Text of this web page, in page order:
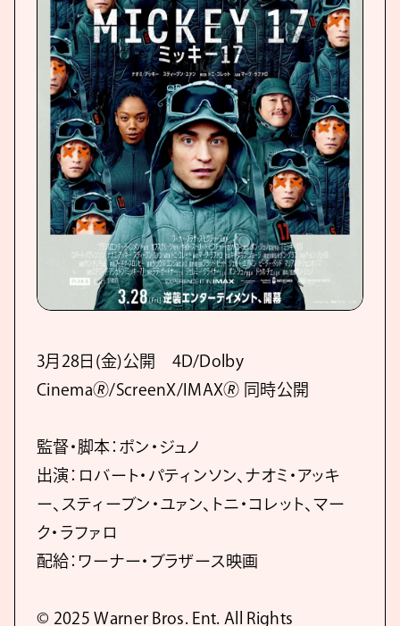
3月28日(金)公開 4D/Dolby
Cinema🄬/ScreenX/IMAX🄬 同時公開
監督・脚本：ポン・ジュノ
出演：ロバート・パティンソン、ナオミ・アッキ
ー、スティーブン・ユァン、トニ・コレット、マー
ク・ラファロ
配給：ワーナー・ブラザース映画
© 2025 Warner Bros. Ent. All Rights